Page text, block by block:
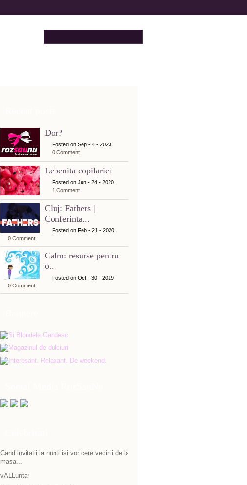
Dor?
Posted on Sep - 4 - 2023
0 Comment
Lebenita copilariei
Posted on Jun - 24 - 2020
1 Comment
Cluj: Fathers |
Conferinta...
Posted on Feb - 21 - 2020
0 Comment
Calm: resurse pentru
o...
Posted on Oct - 30 - 2019
0 Comment
Cand invitatii la nunti isi vor cere vecinii de la
masa...
vALLuntar